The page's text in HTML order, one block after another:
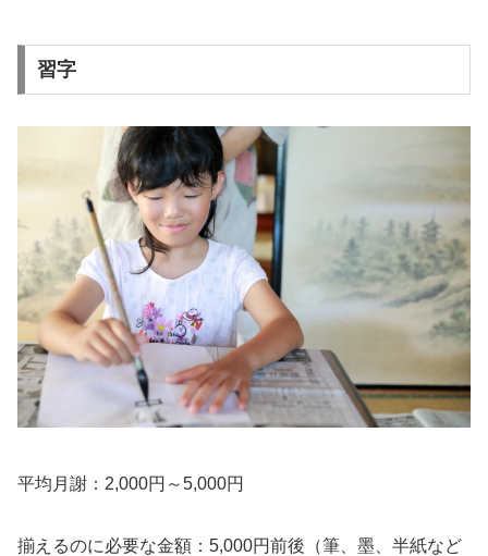
習字
平均月謝 ：2,000円～5,000円
揃えるのに必要な金額 ：5,000円前後（筆、墨、半紙など